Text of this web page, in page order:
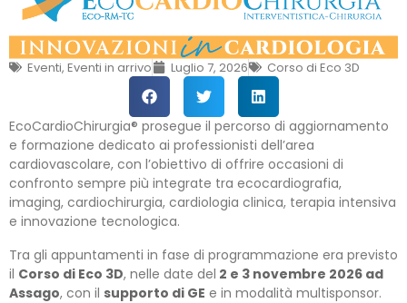
Eventi, Eventi in arrivo Luglio 7, 2026 Corso di Eco 3D
EcoCardioChirurgia® prosegue il percorso di aggiornamento
e formazione dedicato ai professionisti dell’area
cardiovascolare, con l’obiettivo di offrire occasioni di
confronto sempre più integrate tra ecocardiografia,
imaging, cardiochirurgia, cardiologia clinica, terapia intensiva
e innovazione tecnologica.
Tra gli appuntamenti in fase di programmazione era previsto
il Corso di Eco 3D, nelle date del 2 e 3 novembre 2026 ad
Assago, con il supporto di GE e in modalità multisponsor.